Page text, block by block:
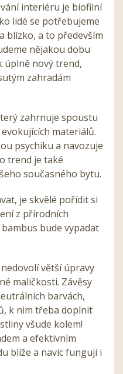
interiéru je biofilní
lidé se potřebujeme
blízko, a to především
nějakou dobu
úplně nový trend,
zahradám
zahrnuje spoustu
materiálů.
psychiku a navozuje
trend je také
současného bytu.
je skvělé pořídit si
z přírodních
bude vypadat
větší úpravy
maličkosti. Závěsy
barvách,
k nim třeba doplnit
všude kolem!
a efektivním
blíže a navíc fungují i